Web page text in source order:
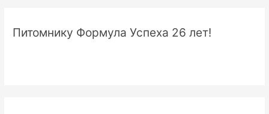
Питомнику Формула Успеха 26 лет!